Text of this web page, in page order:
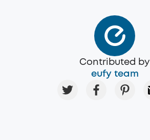
Contributed by
eufy team